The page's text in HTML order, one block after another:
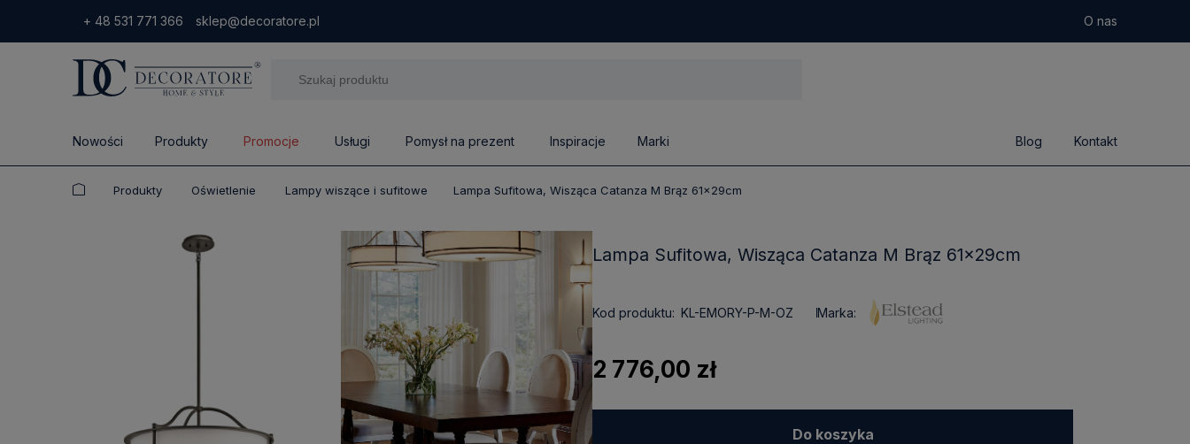
+ 48 531 771 366 sklep@decoratore.pl O nas
Nowości Produkty Promocje Usługi Pomysł na prezent Inspiracje Marki Blog Kontakt
Produkty Oświetlenie Lampy wiszące i sufitowe Lampa Sufitowa, Wisząca Catanza M Brąz 61x29cm
Lampa Sufitowa, Wisząca Catanza M Brąz 61x29cm
Kod produktu: KL-EMORY-P-M-OZ Marka:
2 776,00 zł
Do koszyka